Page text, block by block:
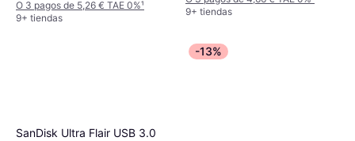
O 3 pagos de 5,26 € TAE 0%¹
9+ tiendas
9+ tiendas
SanDisk Ultra Flair USB 3.0
-13%